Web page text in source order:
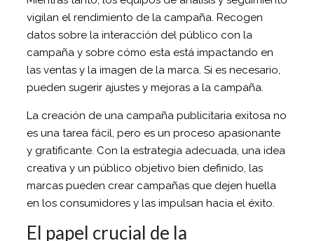
vigilan el rendimiento de la campaña. Recogen
datos sobre la interacción del público con la
campaña y sobre cómo esta está impactando en
las ventas y la imagen de la marca. Si es necesario,
pueden sugerir ajustes y mejoras a la campaña.
La creación de una campaña publicitaria exitosa no
es una tarea fácil, pero es un proceso apasionante
y gratificante. Con la estrategia adecuada, una idea
creativa y un público objetivo bien definido, las
marcas pueden crear campañas que dejen huella
en los consumidores y las impulsan hacia el éxito.
El papel crucial de la